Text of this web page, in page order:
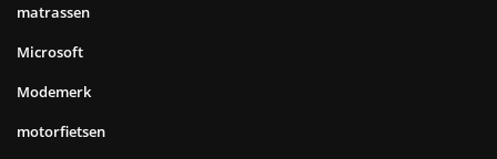
matrassen
Microsoft
Modemerk
motorfietsen